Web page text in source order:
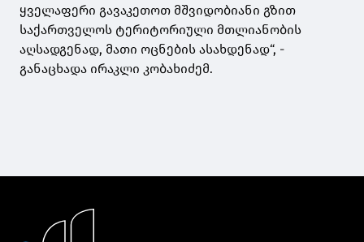
ყველაფერი გავაკეთოთ მშვიდობიანი გზით
საქართველოს ტერიტორიული მთლიანობის
აღსადგენად, მათი ოცნების ასახდენად“, -
განაცხადა ირაკლი კობახიძემ.